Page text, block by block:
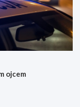
ojcem